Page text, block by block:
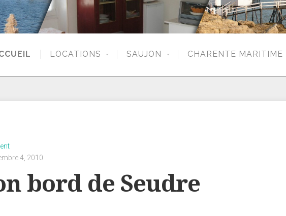
LOCATIONS SAUJON CHARENTE MARITIME
4, 2010
bord de Seudre